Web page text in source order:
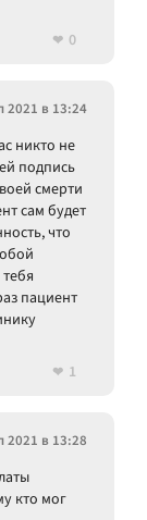
0
2021 в 13:24
никто не
подпись
смерти
сам будет
что
пациент
1
2021 в 13:28
кто мог